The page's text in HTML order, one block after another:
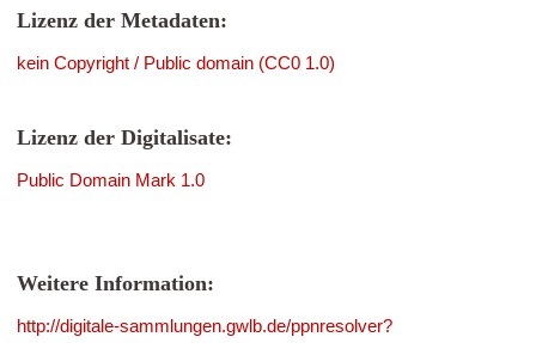
Lizenz der Metadaten:
kein Copyright / Public domain (CC0 1.0)
Lizenz der Digitalisate:
Public Domain Mark 1.0
Weitere Information:
http://digitale-sammlungen.gwlb.de/ppnresolver?